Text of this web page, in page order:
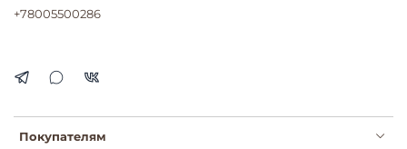
Покупателям
+78005500286